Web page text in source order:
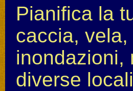
Pianifica la
caccia,
inondazioni,
diverse